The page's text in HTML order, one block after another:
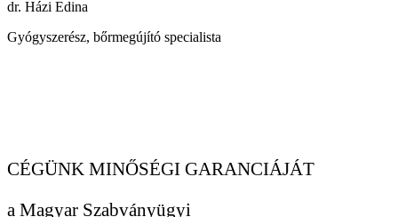
dr. Házi Edina
Gyógyszerész, bőrmegújító specialista
CÉGÜNK MINŐSÉGI GARANCIÁJÁT
a Magyar Szabványügyi